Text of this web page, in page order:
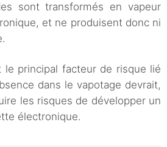
sont transformés en vapeur
et ne produisent donc ni
le principal facteur de risque lié
dans le vapotage devrait,
les risques de développer un
électronique.